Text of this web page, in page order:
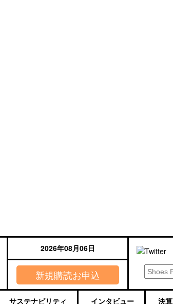
2026年08月06日
新規購読お申込
サステナビリティ インタビュー 決算